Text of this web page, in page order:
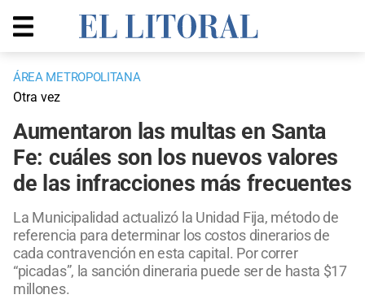
ÁREA METROPOLITANA
Otra vez
Aumentaron las multas en Santa
Fe: cuáles son los nuevos valores
de las infracciones más frecuentes
La Municipalidad actualizó la Unidad Fija, método de
referencia para determinar los costos dinerarios de
cada contravención en esta capital. Por correr
“picadas”, la sanción dineraria puede ser de hasta $17
millones.